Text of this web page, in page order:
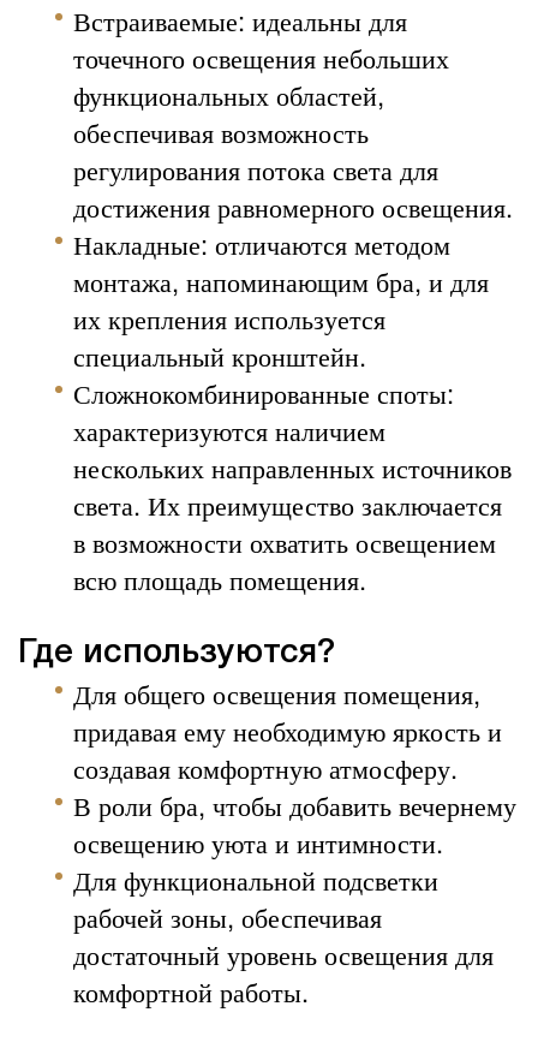
Встраиваемые: идеальны для
точечного освещения небольших
функциональных областей,
обеспечивая возможность
регулирования потока света для
достижения равномерного освещения.
Накладные: отличаются методом
монтажа, напоминающим бра, и для
их крепления используется
специальный кронштейн.
Сложнокомбинированные споты:
характеризуются наличием
нескольких направленных источников
света. Их преимущество заключается
в возможности охватить освещением
всю площадь помещения.
Где используются?
Для общего освещения помещения,
придавая ему необходимую яркость и
создавая комфортную атмосферу.
В роли бра, чтобы добавить вечернему
освещению уюта и интимности.
Для функциональной подсветки
рабочей зоны, обеспечивая
достаточный уровень освещения для
комфортной работы.